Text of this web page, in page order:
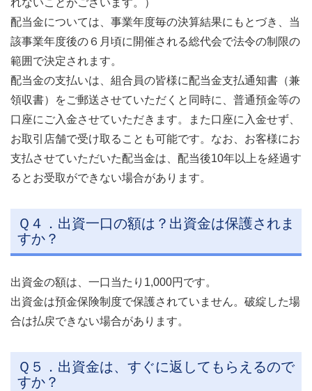
れないことがございます。）
配当金については、事業年度毎の決算結果にもとづき、当
該事業年度後の６月頃に開催される総代会で法令の制限の
範囲で決定されます。
配当金の支払いは、組合員の皆様に配当金支払通知書（兼
領収書）をご郵送させていただくと同時に、普通預金等の
口座にご入金させていただきます。また口座に入金せず、
お取引店舗で受け取ることも可能です。なお、お客様にお
支払させていただいた配当金は、配当後10年以上を経過す
るとお受取ができない場合があります。
Ｑ４．出資一口の額は？出資金は保護されま
すか？
出資金の額は、一口当たり1,000円です。
出資金は預金保険制度で保護されていません。破綻した場
合は払戻できない場合があります。
Ｑ５．出資金は、すぐに返してもらえるので
すか？